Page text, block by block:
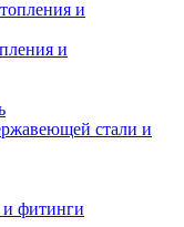
и
стали и
и фитинги